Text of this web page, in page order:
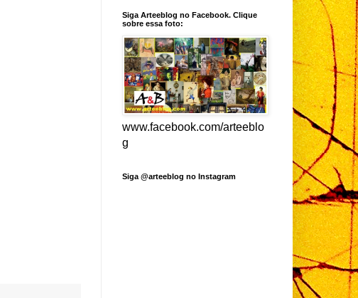
Siga Arteeblog no Facebook. Clique
sobre essa foto:
www.facebook.com/arteeblo
g
Siga @arteeblog no Instagram